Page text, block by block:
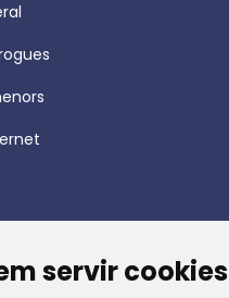
servir cookies